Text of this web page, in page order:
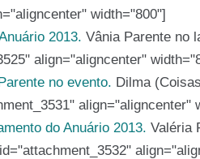
width="800"]
Vânia Parente no
align="aligncenter"
Dilma
align="aligncenter"
Valéria